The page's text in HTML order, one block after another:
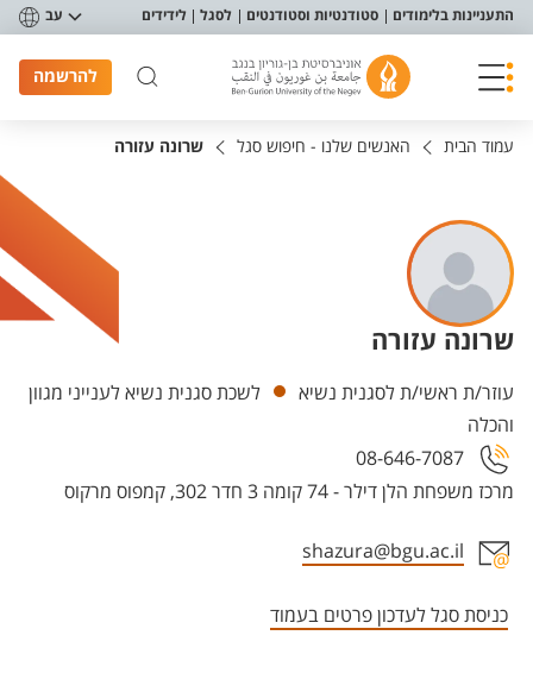
תפריט נגישות
התעניינות בלימודים סטודנטיות וסטודנטים לסגל לידידים עב
להרשמה
עמוד הבית האנשים שלנו - חיפוש סגל שרונה עזורה
שרונה עזורה
יחידות
עוזר/ת ראשי/ת לסגנית נשיא
לשכת סגנית נשיא לענייני מגוון
והכלה
מרכז משפחת הלן דילר - 74 קומה 3 חדר 302, קמפוס מרקוס
08-646-7087
shazura@bgu.ac.il
כניסת סגל לעדכון פרטים בעמוד